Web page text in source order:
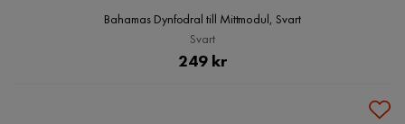
Bahamas Dynfodral till Mittmodul, Svart
Svart
Pris
249 kr